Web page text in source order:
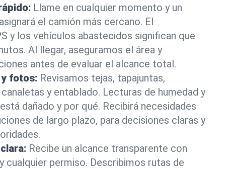
Llame en cualquier momento y un
el camión más cercano. El
y los vehículos abastecidos significan que
Al llegar, aseguramos el área y
antes de evaluar el alcance total.
y fotos: Revisamos tejas, tapajuntas,
y entablado. Lecturas de humedad y
dañado y por qué. Recibirá necesidades
de largo plazo, para decisiones claras y
Recibe un alcance transparente con
cualquier permiso. Describimos rutas de